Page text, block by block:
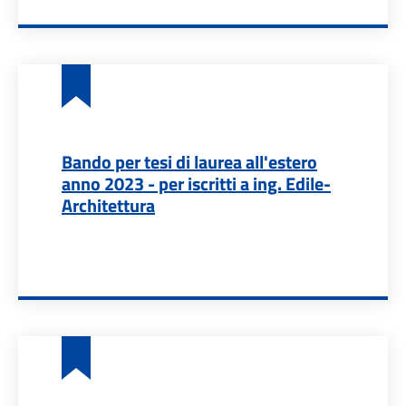
Bando per tesi di laurea all'estero
anno 2023 - per iscritti a ing. Edile-
Architettura